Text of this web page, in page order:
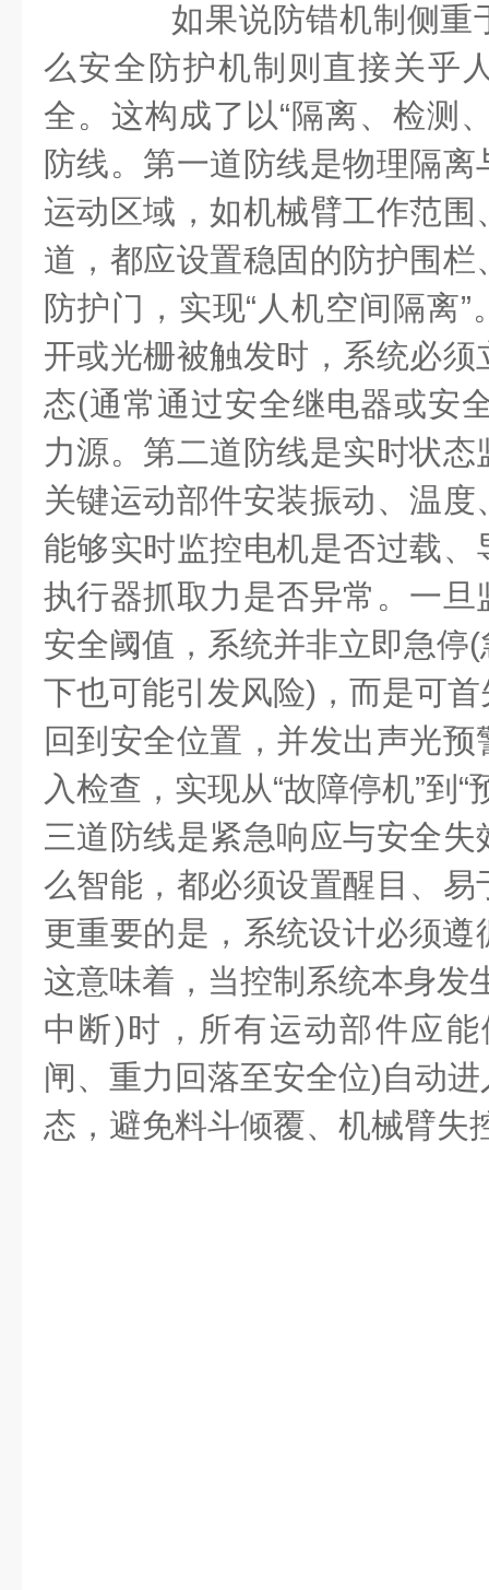
如果说防错机制侧重
么安全防护机制则直接关乎
全。这构成了以“隔离、检测
防线。第一道防线是物理隔
运动区域，如机械臂工作范
道，都应设置稳固的防护围
防护门，实现“人机空间隔离
开或光栅被触发时，系统必
态(通常通过安全继电器或安
力源。第二道防线是实时状
关键运动部件安装振动、温
能够实时监控电机是否过载
执行器抓取力是否异常。一
安全阈值，系统并非立即急停
下也可能引发风险)，而是可
回到安全位置，并发出声光
入检查，实现从“故障停机”到
三道防线是紧急响应与安全
么智能，都必须设置醒目、
更重要的是，系统设计必须遵
这意味着，当控制系统本身发
中断)时，所有运动部件应
闸、重力回落至安全位)自动
态，避免料斗倾覆、机械臂失